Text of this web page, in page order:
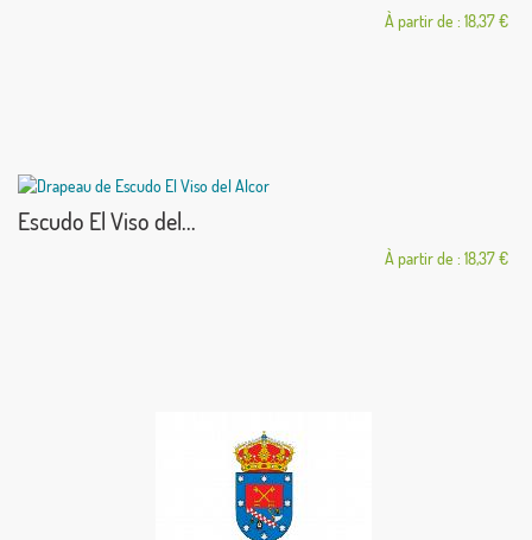
À partir de : 18,37 €
Escudo El Viso del...
À partir de : 18,37 €